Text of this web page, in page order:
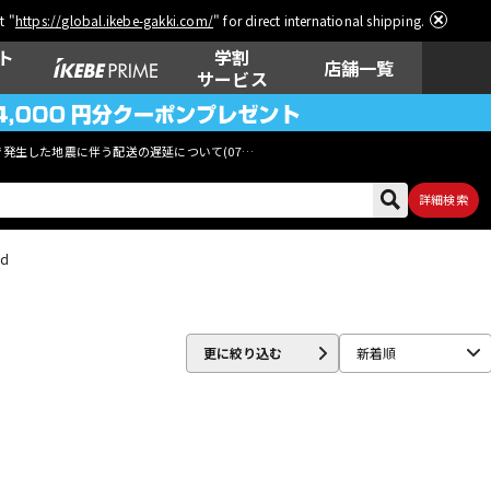
"https://global.ikebe-gakki.com/" for direct international shipping.
学割
サービス
店舗一覧
発生した地震に伴う配送の遅延について(07月29日
詳細検索
更に絞り込む 新着順